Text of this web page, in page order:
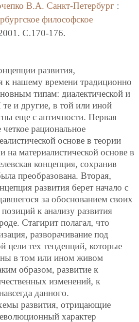
В.А. Санкт-Петербург :
философское
C.170-176.
развития,
к нашему времени традиционно
типам: диалектической и
и другие, в той или иной
еще с античности. Первая
рациональное
основе в теории
на материалистической основе в
концепция, сохранив
преобразована. Вторая,
развития берет начало с
за обоснованием своих
к анализу развития
Стагирит полагал, что
разворачивание под
цели тех тенденций, которые
в том или ином живом
образом, развитие к
изменений, к
данного.
развития, отрицающие
характер